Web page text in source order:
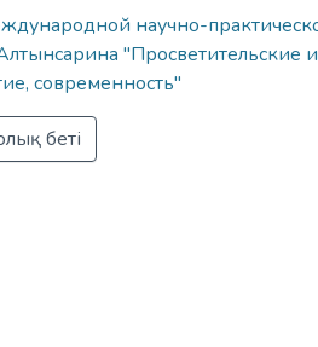
научно-
"Просветительские
современность"
беті